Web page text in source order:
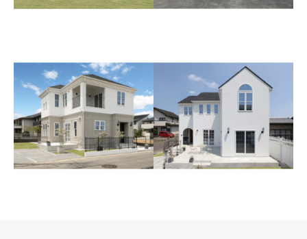
白い家の輸入住宅 群馬県
高崎市
白い家
白を基調とした美しい個
室サロン
白い家の店舗